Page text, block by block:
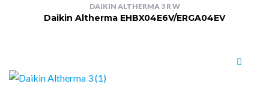
DAIKIN ALTHERMA 3 R W
Daikin Altherma EHBX04E6V/ERGA04EV